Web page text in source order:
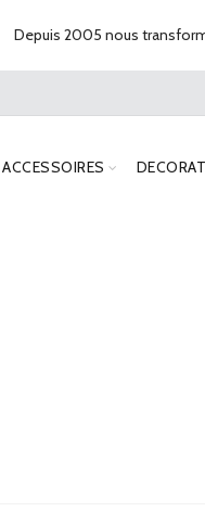
ACCESSOIRES
Depuis 2005 nous